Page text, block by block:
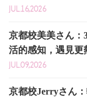
JUL.16,2026
京都校美美さん：
活的感知，遇見更
JUL.09,2026
京都校Jerryさん